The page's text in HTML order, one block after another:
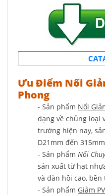
Ưu Điểm Nối
Phong
- Sản phẩm Nối
dạng về chủng loại
trường hiện nay,
D21mm đến 315mm
- Sản phẩm Nối
sản xuất từ hạt
và đàn hồi cao,
- Sản phẩm Giảm